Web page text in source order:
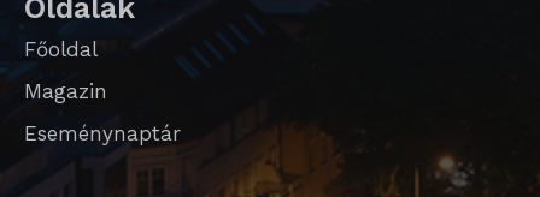
Oldalak
Főoldal
Magazin
Eseménynaptár